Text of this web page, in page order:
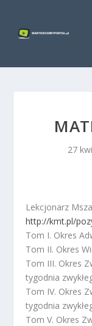
27
Lekcjonarz
http://kmt.pl/
Tom I. Okres
Tom II. Okres
Tom III. Okres
tygodnia
Tom IV. Okres
tygodnia
Tom V. Okres